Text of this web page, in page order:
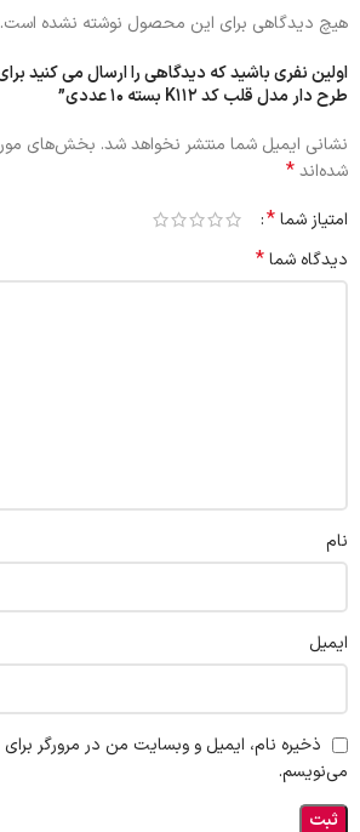
هیچ دیدگاهی برای این محصول نوشته نشده است.
طرح دار مدل قلب کد K112 بسته 10 عددی”
نشانی ایمیل شما منتشر نخواهد شد. بخش‌های
شده‌اند*
امتیاز شما*
دیدگاه شما*
نام
ایمیل
ذخیره نام، ایمیل و وبسایت من در مرورگر
می‌نویسم.